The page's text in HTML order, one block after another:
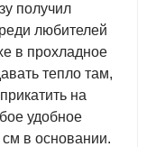
получил
любителей
в прохладное
тепло там,
на
удобное
в основании.